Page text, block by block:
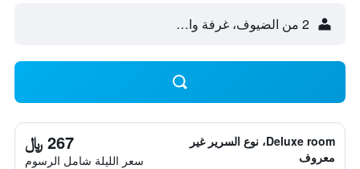
2 من الضيوف، غرفة واحدة
Deluxe room، نوع السرير غير
معروف
267 ﷼
سعر الليلة شامل الرسوم